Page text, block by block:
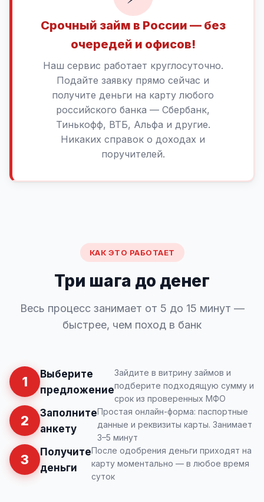
Срочный займ в России — без
очередей и офисов!
Наш сервис работает круглосуточно.
Подайте заявку прямо сейчас и
получите деньги на карту любого
российского банка — Сбербанк,
Тинькофф, ВТБ, Альфа и другие.
Никаких справок о доходах и
поручителей.
КАК ЭТО РАБОТАЕТ
Три шага до денег
Весь процесс занимает от 5 до 15 минут —
быстрее, чем поход в банк
1
Выберите
предложение
Зайдите в витрину займов и
подберите подходящую сумму и
срок из проверенных МФО
2
Заполните
анкету
Простая онлайн-форма: паспортные
данные и реквизиты карты. Занимает
3–5 минут
3
Получите
деньги
После одобрения деньги приходят на
карту моментально — в любое время
суток